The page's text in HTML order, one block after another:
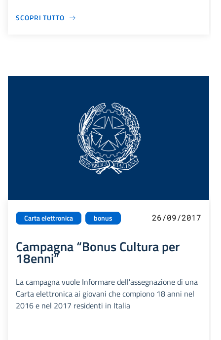
SCOPRI TUTTO
Carta elettronica bonus 26/09/2017
Campagna “Bonus Cultura per
18enni”
La campagna vuole Informare dell'assegnazione di una
Carta elettronica ai giovani che compiono 18 anni nel
2016 e nel 2017 residenti in Italia